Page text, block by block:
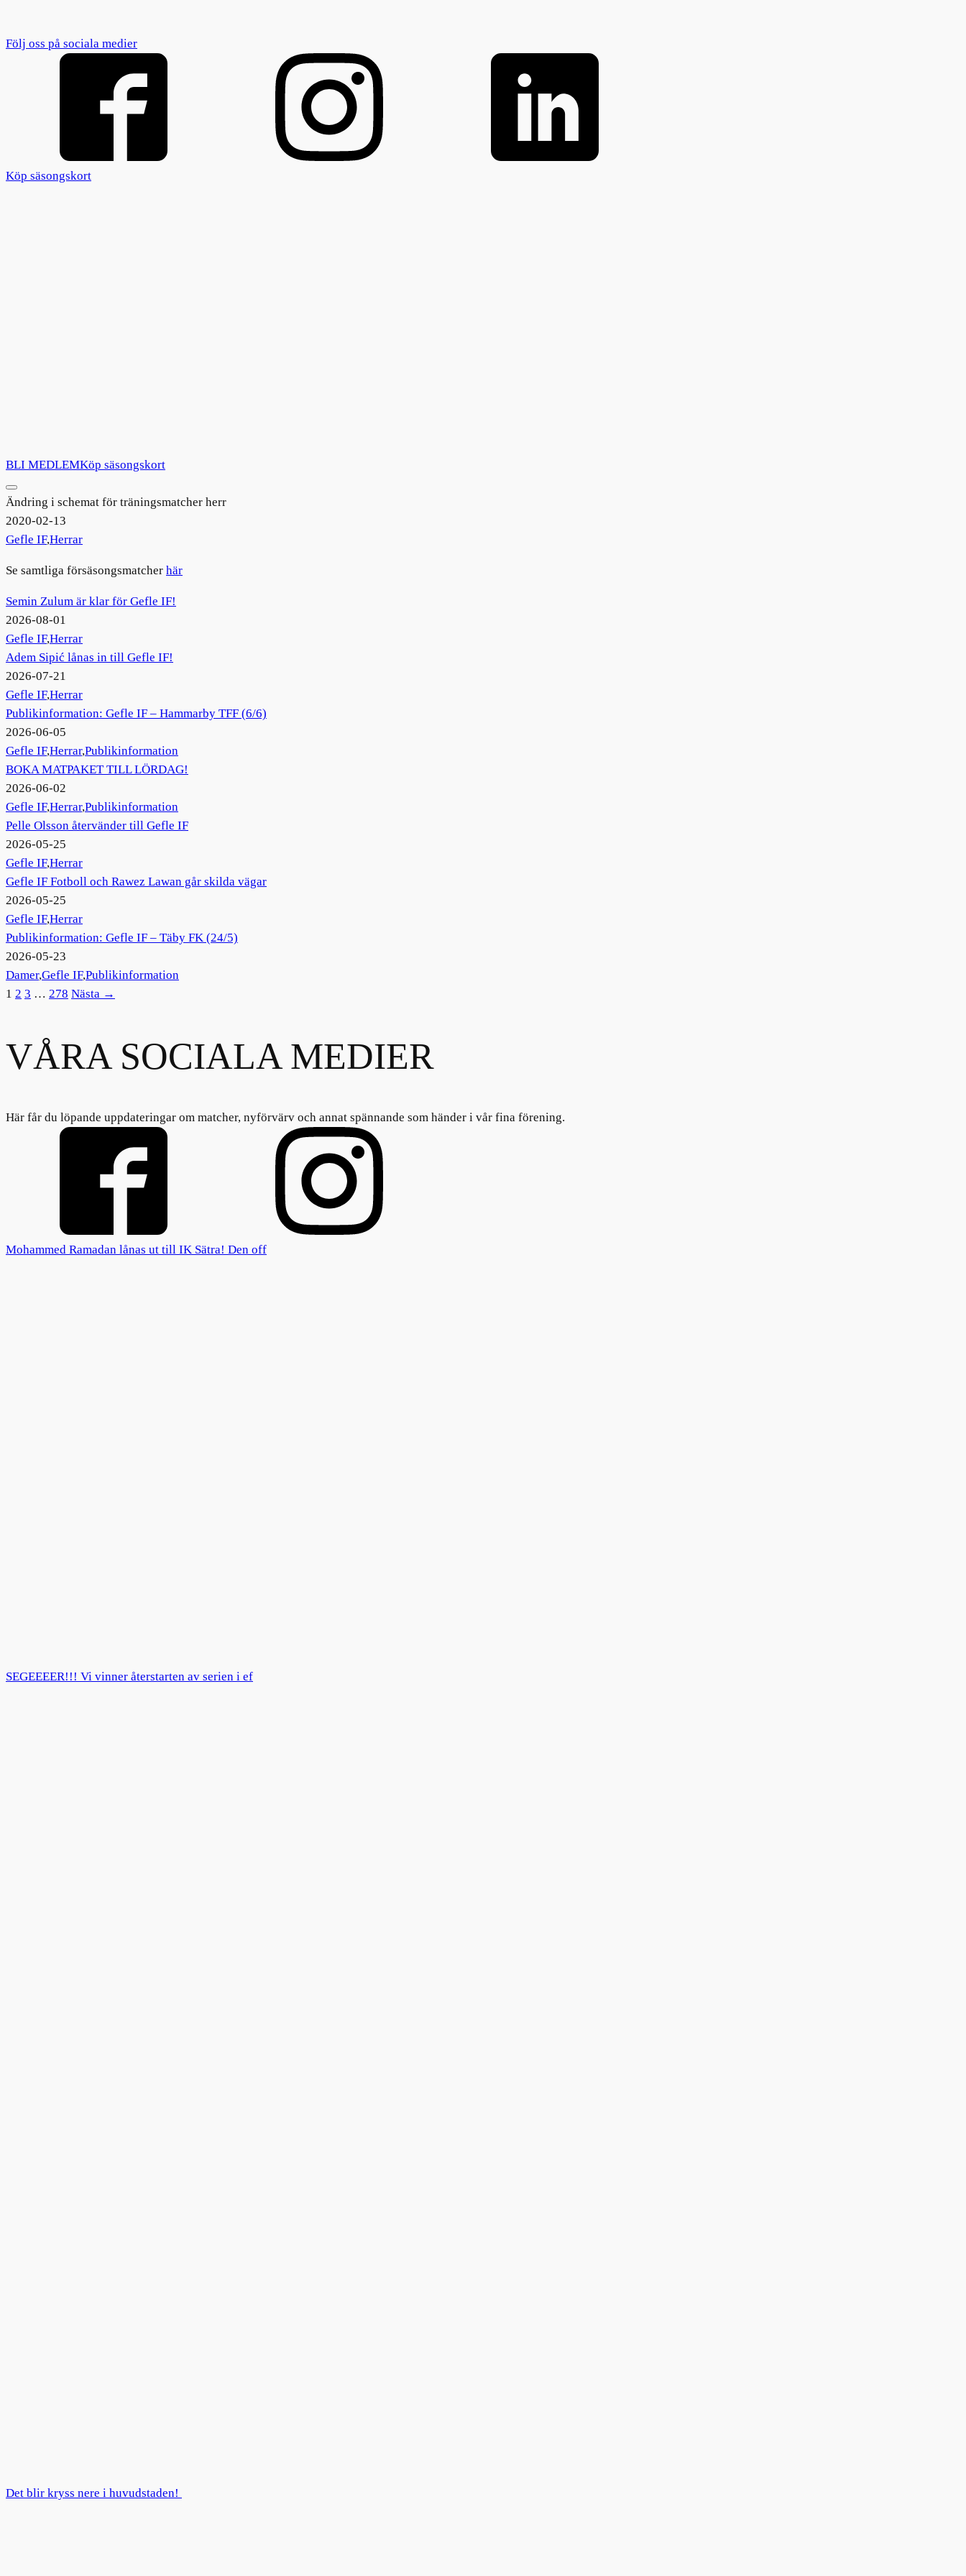
Följ oss på sociala medier
Köp säsongskort
BLI MEDLEMKöp säsongskort
Ändring i schemat för träningsmatcher herr
2020-02-13
Gefle IF,Herrar
Se samtliga försäsongsmatcher här
Semin Zulum är klar för Gefle IF!
2026-08-01
Gefle IF,Herrar
Adem Sipić lånas in till Gefle IF!
2026-07-21
Gefle IF,Herrar
Publikinformation: Gefle IF – Hammarby TFF (6/6)
2026-06-05
Gefle IF,Herrar,Publikinformation
BOKA MATPAKET TILL LÖRDAG!
2026-06-02
Gefle IF,Herrar,Publikinformation
Pelle Olsson återvänder till Gefle IF
2026-05-25
Gefle IF,Herrar
Gefle IF Fotboll och Rawez Lawan går skilda vägar
2026-05-25
Gefle IF,Herrar
Publikinformation: Gefle IF – Täby FK (24/5)
2026-05-23
Damer,Gefle IF,Publikinformation
1 2 3 … 278 Nästa →
VÅRA SOCIALA MEDIER
Här får du löpande uppdateringar om matcher, nyförvärv och annat spännande som händer i vår fina förening.
Mohammed Ramadan lånas ut till IK Sätra! Den off
SEGEEEER!!! Vi vinner återstarten av serien i ef
Det blir kryss nere i huvudstaden!